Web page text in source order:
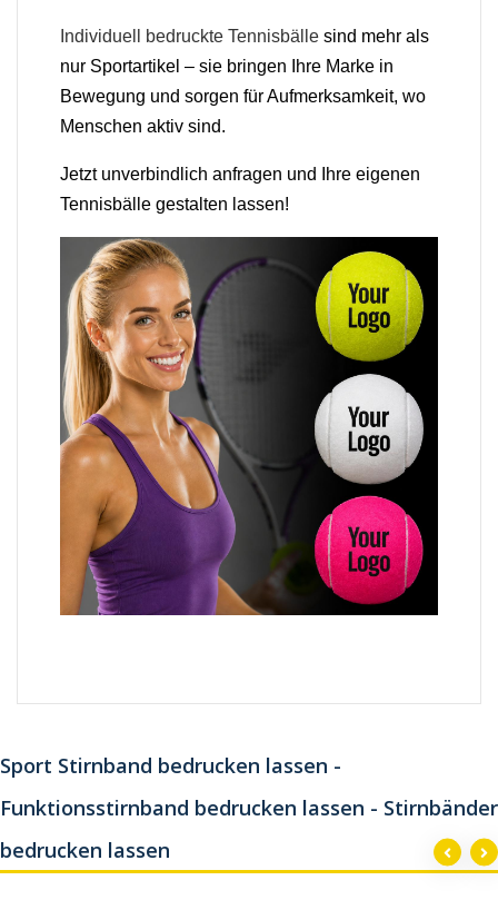
Individuell bedruckte Tennisbälle sind mehr als
nur Sportartikel – sie bringen Ihre Marke in
Bewegung und sorgen für Aufmerksamkeit, wo
Menschen aktiv sind.
Jetzt unverbindlich anfragen und Ihre eigenen
Tennisbälle gestalten lassen!
Sport Stirnband bedrucken lassen -
Funktionsstirnband bedrucken lassen - Stirnbänder
bedrucken lassen